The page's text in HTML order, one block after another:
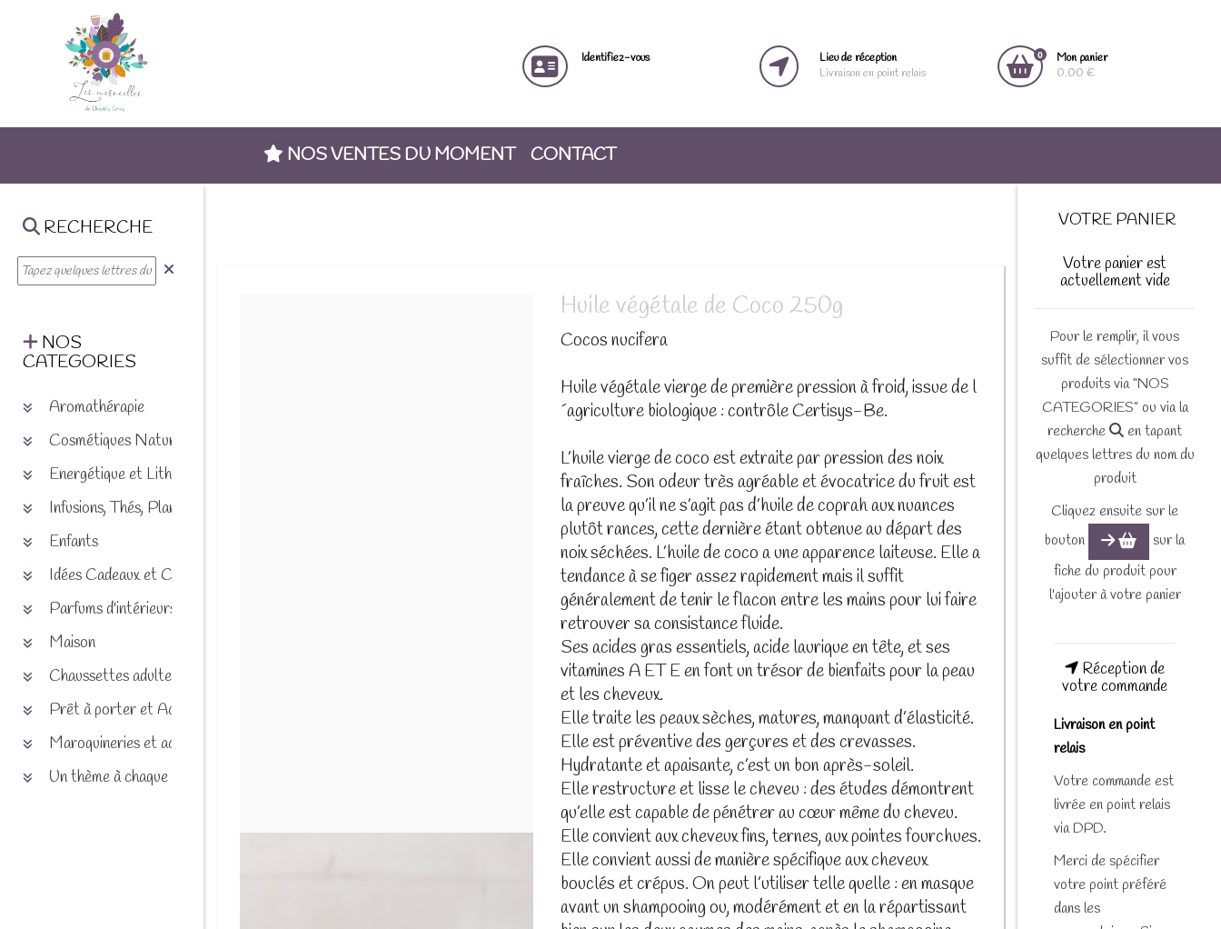
Identifiez-vous
Lieu de réception
Livraison en point relais
0
Mon panier
0.00 €
NOS VENTES DU MOMENT CONTACT
RECHERCHE
NOS
CATEGORIES
Aromathérapie
Cosmétiques Naturels
Energétique et Lithothérapie
Infusions, Thés, Plantes et produits naturels
Enfants
Idées Cadeaux et Chèques
Parfums d'intérieurs
Maison
Chaussettes adultes et enfants
Prêt à porter et Accessoires
Maroquineries et accessoires
Un thème à chaque saison
Huile végétale de Coco 250g
Cocos nucifera
Huile végétale vierge de première pression à froid, issue de l
´agriculture biologique : contrôle Certisys-Be.
L’huile vierge de coco est extraite par pression des noix
fraîches. Son odeur très agréable et évocatrice du fruit est
la preuve qu’il ne s’agit pas d’huile de coprah aux nuances
plutôt rances, cette dernière étant obtenue au départ des
noix séchées. L’huile de coco a une apparence laiteuse. Elle a
tendance à se figer assez rapidement mais il suffit
généralement de tenir le flacon entre les mains pour lui faire
retrouver sa consistance fluide.
Ses acides gras essentiels, acide laurique en tête, et ses
vitamines A ET E en font un trésor de bienfaits pour la peau
et les cheveux.
Elle traite les peaux sèches, matures, manquant d’élasticité.
Elle est préventive des gerçures et des crevasses.
Hydratante et apaisante, c’est un bon après-soleil.
Elle restructure et lisse le cheveu : des études démontrent
qu’elle est capable de pénétrer au cœur même du cheveu.
Elle convient aux cheveux fins, ternes, aux pointes fourchues.
Elle convient aussi de manière spécifique aux cheveux
bouclés et crépus. On peut l’utiliser telle quelle : en masque
avant un shampooing ou, modérément et en la répartissant
VOTRE PANIER
Votre panier est
actuellement vide
Pour le remplir, il vous
suffit de sélectionner vos
produits via "NOS
CATEGORIES" ou via la
recherche
en tapant
quelques lettres du nom du
produit
Cliquez ensuite sur le
bouton
sur la
fiche du produit pour
l'ajouter à votre panier
Réception de
votre commande
Livraison en point
relais
Votre commande est
livrée en point relais
via DPD.
Merci de spécifier
votre point préféré
dans les